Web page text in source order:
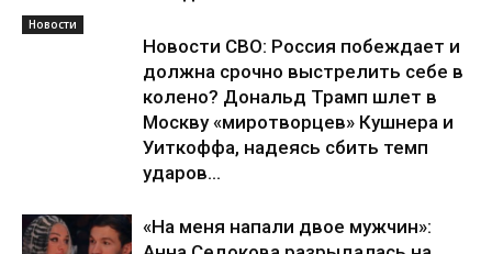
Новости
Новости СВО: Россия побеждает и
должна срочно выстрелить себе в
колено? Дональд Трамп шлет в
Москву «миротворцев» Кушнера и
Уиткоффа, надеясь сбить темп
ударов...
«На меня напали двое мужчин»: